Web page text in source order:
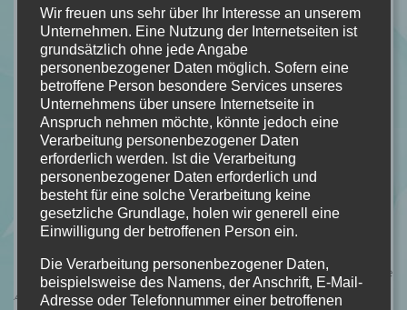
Ich habe euch Mal meine 10 liebsten Einzelbände zusammen
gesucht. Dabei habe ich geschaut was ich an Einzelbänden in
zwei Jahren gelesen habe, natürlich könnten die Bücher älter
sein.
Wie immer interessiert mich die Frage, ob es euch leicht
gefallen ist oder ob ihr vielleicht noch eine Zusatzaufgabe
drangehangen habt? Wie zum Beispiel nur Thriller, nur helle
Bücher etc. Ich freue mich auf eure Kommentare
weiterlesen
Kategorie:ALLGEMEIN,TOP TEN THURSDAY
Kommentare:
14
Wir freuen uns sehr über Ihr Interesse an unserem
Unternehmen. Eine Nutzung der Internetseiten ist
grundsätzlich ohne jede Angabe
personenbezogener Daten möglich. Sofern eine
betroffene Person besondere Services unseres
Unternehmens über unsere Internetseite in
Anspruch nehmen möchte, könnte jedoch eine
Verarbeitung personenbezogener Daten
erforderlich werden. Ist die Verarbeitung
personenbezogener Daten erforderlich und
besteht für eine solche Verarbeitung keine
gesetzliche Grundlage, holen wir generell eine
Einwilligung der betroffenen Person ein.
Die Verarbeitung personenbezogener Daten,
beispielsweise des Namens, der Anschrift, E-Mail-
Adresse oder Telefonnummer einer betroffenen